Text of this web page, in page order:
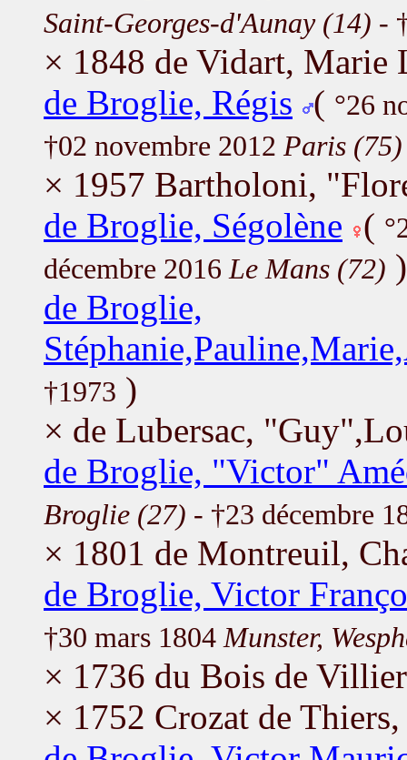
Saint-Georges-d'Aunay (14) -
× 1848 de Vidart, Marie
de Broglie, Régis ( °26
†02 novembre 2012 Paris (75)
× 1957 Bartholoni,
de Broglie, Ségolène (
décembre 2016 Le Mans (72) )
de Broglie,
†1973 )
× de Lubersac,
de Broglie, "Victor"
Broglie (27) - †23 décembre
× 1801 de Montreuil,
de Broglie, Victor
†30 mars 1804 Munster,
× 1736 du Bois de
× 1752 Crozat de